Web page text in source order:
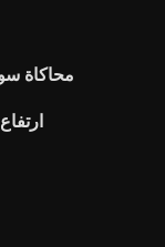
محاكاة